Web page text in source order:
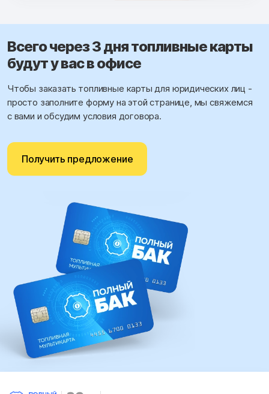
Всего через 3 дня топливные карты
будут у вас в офисе
Чтобы заказать топливные карты для юридических лиц -
просто заполните форму на этой странице, мы свяжемся
с вами и обсудим условия договора.
Получить предложение